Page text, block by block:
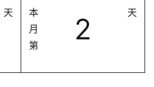
天
本
月
第
2 天